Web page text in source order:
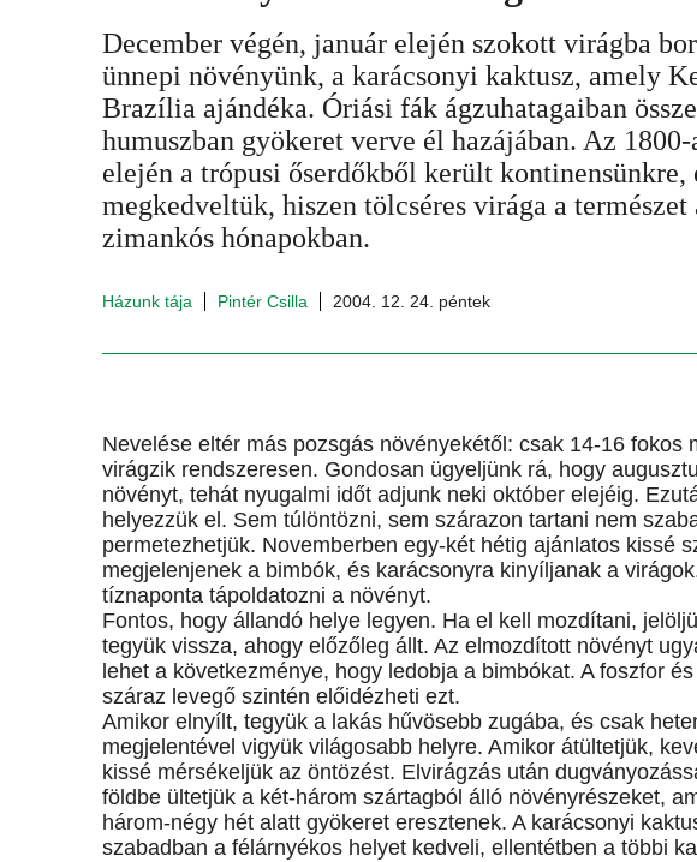
December végén, január elején szokott virágba
ünnepi növényünk, a karácsonyi kaktusz, amely
Brazília ajándéka. Óriási fák ágzuhatagaiban
humuszban gyökeret verve él hazájában. Az 1800-
elején a trópusi őserdőkből került kontinensünkre,
megkedveltük, hiszen tölcséres virága a természet
zimankós hónapokban.
Házunk tája Pintér Csilla 2004. 12. 24. péntek
Nevelése eltér más pozsgás növényekétől: csak 14-16 fokos
virágzik rendszeresen. Gondosan ügyeljünk rá, hogy
növényt, tehát nyugalmi időt adjunk neki október elejéig.
helyezzük el. Sem túlöntözni, sem szárazon tartani nem
permetezhetjük. Novemberben egy-két hétig ajánlatos kissé
megjelenjenek a bimbók, és karácsonyra kinyíljanak a
tíznaponta tápoldatozni a növényt.
Fontos, hogy állandó helye legyen. Ha el kell mozdítani,
tegyük vissza, ahogy előzőleg állt. Az elmozdított növényt
lehet a következménye, hogy ledobja a bimbókat. A foszfor
száraz levegő szintén előidézheti ezt.
Amikor elnyílt, tegyük a lakás hűvösebb zugába, és csak
megjelentével vigyük világosabb helyre. Amikor átültetjük,
kissé mérsékeljük az öntözést. Elvirágzás után
földbe ültetjük a két-három szártagból álló növényrészeket,
három-négy hét alatt gyökeret eresztenek. A karácsonyi
szabadban a félárnyékos helyet kedveli, ellentétben a többi